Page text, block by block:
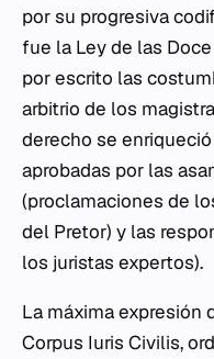
por su progresiva
fue la Ley de las
por escrito las
arbitrio de los
derecho se
aprobadas por las
(proclamaciones de
del Pretor) y las
los juristas expertos).
La máxima expresión
Corpus Iuris Civilis,